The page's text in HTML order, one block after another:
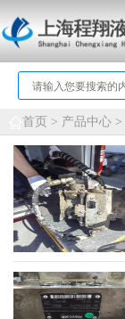
首页 > 产品中心 >